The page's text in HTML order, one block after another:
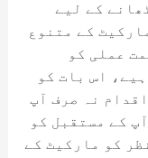
کے لیے
کے متنوع
عملی کو
اس بات کو
نہ صرف آپ
کے مستقبل کو
کو مارکیٹ کے